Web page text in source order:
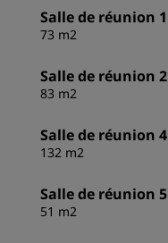
Salle de réunion 1
73 m2
Salle de réunion 2
83 m2
Salle de réunion 4
132 m2
Salle de réunion 5
51 m2